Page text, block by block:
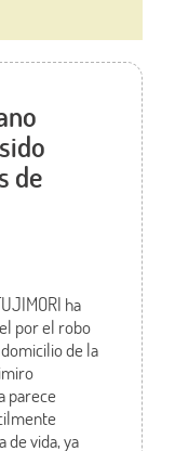
de
ha
por el robo
de la
parece
de vida, ya